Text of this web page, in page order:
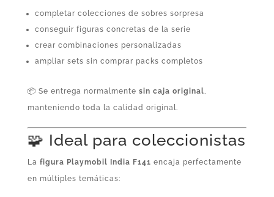
completar colecciones de sobres sorpresa
conseguir figuras concretas de la serie
crear combinaciones personalizadas
ampliar sets sin comprar packs completos
📦 Se entrega normalmente sin caja original
manteniendo toda la calidad original.
🧩 Ideal para coleccionistas
La figura Playmobil India F141 encaja perfectamente
en múltiples temáticas: